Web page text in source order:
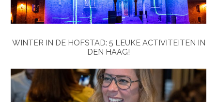
WINTER IN DE HOFSTAD: 5 LEUKE ACTIVITEITEN IN
DEN HAAG!